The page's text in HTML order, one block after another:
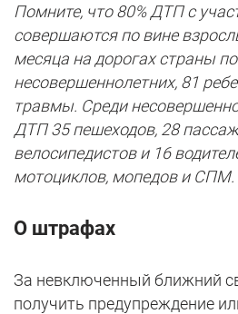
Помните, что 80% ДТП с
совершаются по вине
месяца на дорогах страны
несовершеннолетних, 81
травмы. Среди
ДТП 35 пешеходов, 28
велосипедистов и 16
мотоциклов, мопедов и СПМ.
О штрафах
За невключенный ближний
получить предупреждение